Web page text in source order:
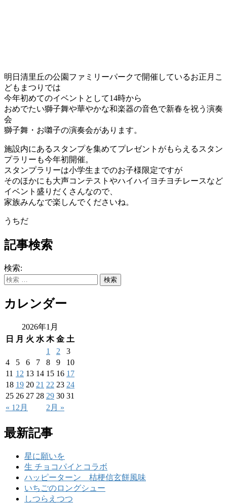
明日清里丘の公園ファミリーパークで開催しているお正月こ
どもまつりでは
今年初めてのイベントとして14時から
おめでたい獅子舞や華やかな和楽器の音色で新春を祝う演奏
会
獅子舞・お囃子の演奏会があります。
施設内にあるスタンプを集めてプレゼントがもらえるスタン
プラリーも今年初開催。
スタンプラリーは小学生までのお子様限定ですが
そのほかにも大声コンテストやハイハイヨチヨチレースなど
イベント盛りだくさんなので、
家族みんなで楽しんでくださいね。
うちだ
記事検索
検索:
カレンダー
2026年1月
日
月 火 水 木 金 土
« 12月 2月 »
1 2
3
4
5 6 7 8 9
10
11 12 13 14 15 16 17
18 19 20 21 22 23 24
25 26 27 28 29 30 31
最新記事
星に願いを
生 チョコパイとコラボ
ハッピーターン 桔梗信玄餅風味
いちごのロングシュー
しつらえつつ